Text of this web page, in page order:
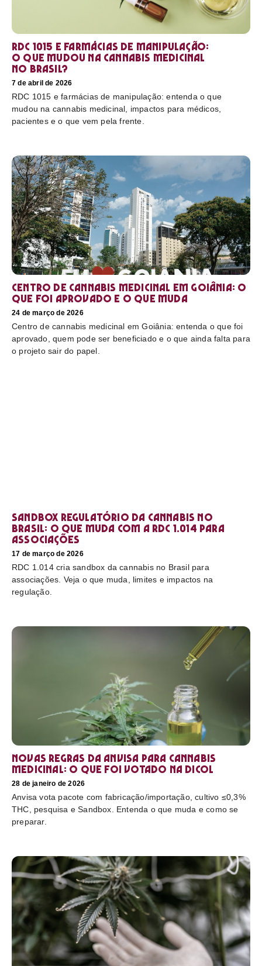
RDC 1015 e farmácias de manipulação:
o que mudou na cannabis medicinal
no Brasil?
7 de abril de 2026
RDC 1015 e farmácias de manipulação: entenda o que
mudou na cannabis medicinal, impactos para médicos,
pacientes e o que vem pela frente.
Centro de cannabis medicinal em Goiânia: o
que foi aprovado e o que muda
24 de março de 2026
Centro de cannabis medicinal em Goiânia: entenda o que foi
aprovado, quem pode ser beneficiado e o que ainda falta para
o projeto sair do papel.
Sandbox regulatório da cannabis no
Brasil: o que muda com a RDC 1.014 para
associações
17 de março de 2026
RDC 1.014 cria sandbox da cannabis no Brasil para
associações. Veja o que muda, limites e impactos na
regulação.
Novas regras da Anvisa para cannabis
medicinal: o que foi votado na Dicol
28 de janeiro de 2026
Anvisa vota pacote com fabricação/importação, cultivo ≤0,3%
THC, pesquisa e Sandbox. Entenda o que muda e como se
preparar.